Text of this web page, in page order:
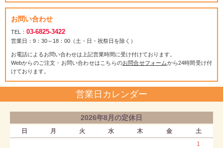
お問い合わせ
TEL： 03-6825-3422
営業日：9：30～18：00（土・日・祝祭日を除く）
お電話によるお問い合わせは上記営業時間に受け付けております。
Webからのご注文・お問い合わせはこちらのお問合せフォームから24時間受け付
けております。
営業日カレンダー
2026年8月の定休日
日 月 火 水 木 金
土
1